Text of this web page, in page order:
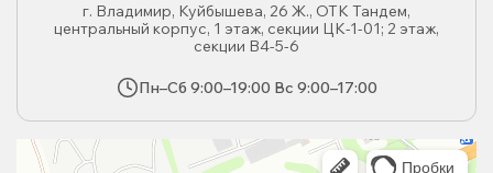
г. Владимир, Куйбышева, 26 Ж., ОТК Тандем,
центральный корпус, 1 этаж, секции ЦК-1-01; 2 этаж,
секции В4-5-6
Пн–Сб 9:00–19:00 Вс 9:00–17:00